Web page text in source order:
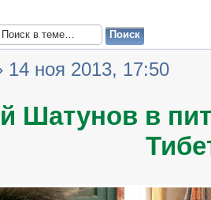
14 ноя 2013, 17:50
Шатунов в